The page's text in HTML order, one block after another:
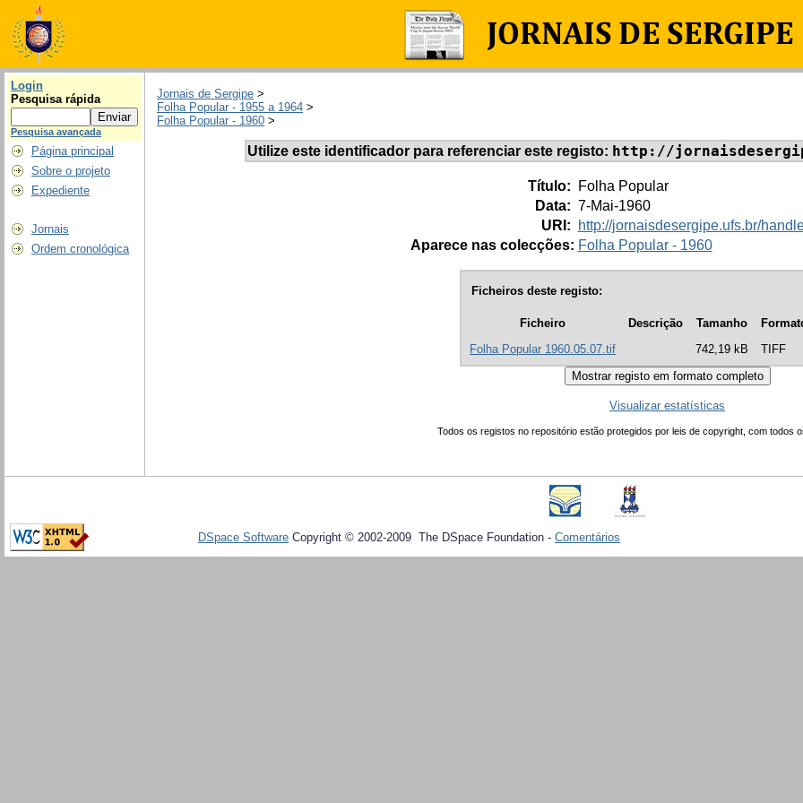
Login
Pesquisa rápida
Pesquisa avançada
Página principal
Sobre o projeto
Expediente
Jornais
Ordem cronológica
Jornais de Sergipe >
Folha Popular - 1955 a 1964 >
Folha Popular - 1960 >
Utilize este identificador para referenciar este registo: http://
Título:
Folha Popular
Data: 7-Mai-1960
URI:
http://jornaisdesergipe.ufs.br/
Aparece nas colecções: Folha Popular - 1960
Ficheiros deste registo:
Ficheiro Descrição Tamanho
Folha Popular 1960.05.07.tif
742,19 kB TIFF
Visualizar estatísticas
Todos os registos no repositório estão protegidos por leis de copyright, com todos
DSpace Software Copyright © 2002-2009 The DSpace Foundation - Comentários